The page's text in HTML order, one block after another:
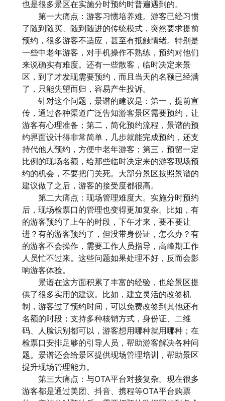
也是很多景区在实施分时预约时普遍遇到的。
第一大痛点：游客习惯培养难。游客已经习惯
了随到随买、随到随进的传统模式，突然要求提前
预约，很多游客不适应，甚至有抵触情绪。特别是
一些中老年游客，对手机操作不熟练，预约对他们
来说确实有难度。还有一些散客，临时决定来景
区，到了才发现需要预约，而且当天的名额已经满
了，只能失望而归，容易产生投诉。
针对这个问题，景谱的建议是：第一，提前宣
传，通过各种渠道广泛告知游客景区需要预约，让
游客有心理准备；第二，简化预约流程，景谱的预
约界面设计得非常简单，几步就能完成预约，还支
持代他人预约，方便中老年游客；第三，预留一定
比例的现场名额，给那些临时决定来的游客现场预
约的机会，不要把门关死。大部分景区按照景谱的
建议做了之后，游客的接受度都很高。
第二大痛点：现场管理难度大。实施分时预约
后，现场检票口的管理也变得更加复杂。比如，有
的游客预约了上午的时段，下午才来，要不要让
进？有的游客预约了，但没带身份证，怎么办？有
的游客不会操作，需要工作人员指导，高峰期工作
人员忙不过来。这些问题如果处理不好，反而会影
响游客体验。
景谱在这方面积累了丰富的经验，也给景区提
供了很多实用的建议。比如，建立灵活的改签机
制，游客过了预约时间，可以免费改签到其他还有
名额的时段；支持多种核销方式，身份证、二维
码、人脸识别都可以，游客想用哪种就用哪种；在
检票口安排足够的引导人员，帮助游客解决各种问
题。景谱还会给景区提供现场管理培训，帮助景区
提升现场管理能力。
第三大痛点：与OTA平台对接复杂。现在很多
游客都是通过美团、抖音、携程等OTA平台购票